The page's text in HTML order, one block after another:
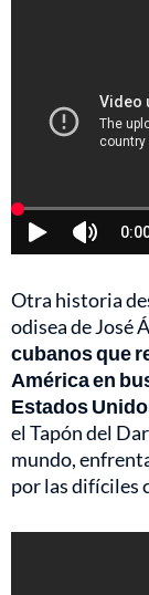
Otra historia
odisea de José
cubanos que
América en
Estados
el Tapón del
mundo,
por las difíciles